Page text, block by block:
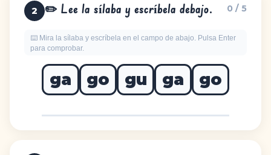
2 ✏️ Lee la sílaba y escríbela debajo. 0 / 5
⌨️ Mira la sílaba y escríbela en el campo de abajo. Pulsa Enter
para comprobar.
ga go gu ga go